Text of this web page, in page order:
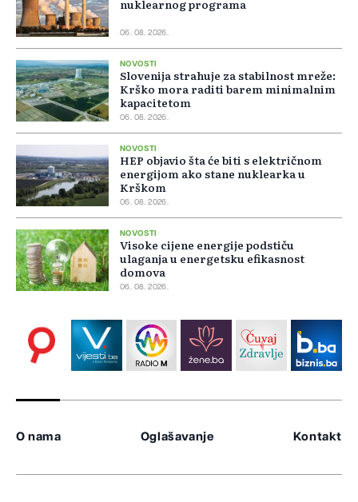
nuklearnog programa
06. 08. 2026.
NOVOSTI
Slovenija strahuje za stabilnost mreže:
Krško mora raditi barem minimalnim
kapacitetom
06. 08. 2026.
NOVOSTI
HEP objavio šta će biti s električnom
energijom ako stane nuklearka u
Krškom
06. 08. 2026.
NOVOSTI
Visoke cijene energije podstiču
ulaganja u energetsku efikasnost
domova
06. 08. 2026.
O nama Oglašavanje Kontakt